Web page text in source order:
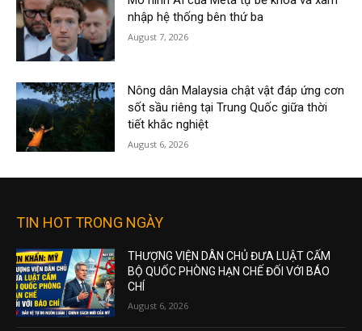
nhập hệ thống bên thứ ba
August 7, 2026
Nông dân Malaysia chật vật đáp ứng cơn
sốt sầu riêng tại Trung Quốc giữa thời
tiết khắc nghiệt
August 6, 2026
TIN HOT TRONG NGÀY
THƯỢNG VIỆN DÂN CHỦ ĐƯA LUẬT CẤM
BỘ QUỐC PHÒNG HẠN CHẾ ĐỐI VỚI BÁO
CHÍ
August 6, 2026